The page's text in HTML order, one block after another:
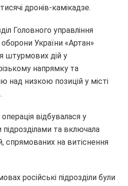
дронів-камікадзе.
Головного управління
України «Артан»
штурмових дій у
напрямку та
над низкою позицій у місті
операція відбувалася у
підрозділами та включала
спрямованих на витіснення
російські підрозділи були